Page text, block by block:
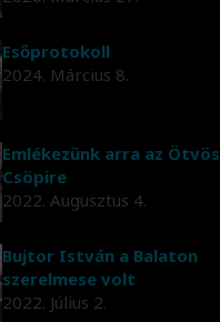
Esőprotokoll
2024. Március 8.
Emlékezünk arra az Ötvös
Csöpire
2022. Augusztus 4.
Bujtor István a Balaton
szerelmese volt
2022. Július 2.